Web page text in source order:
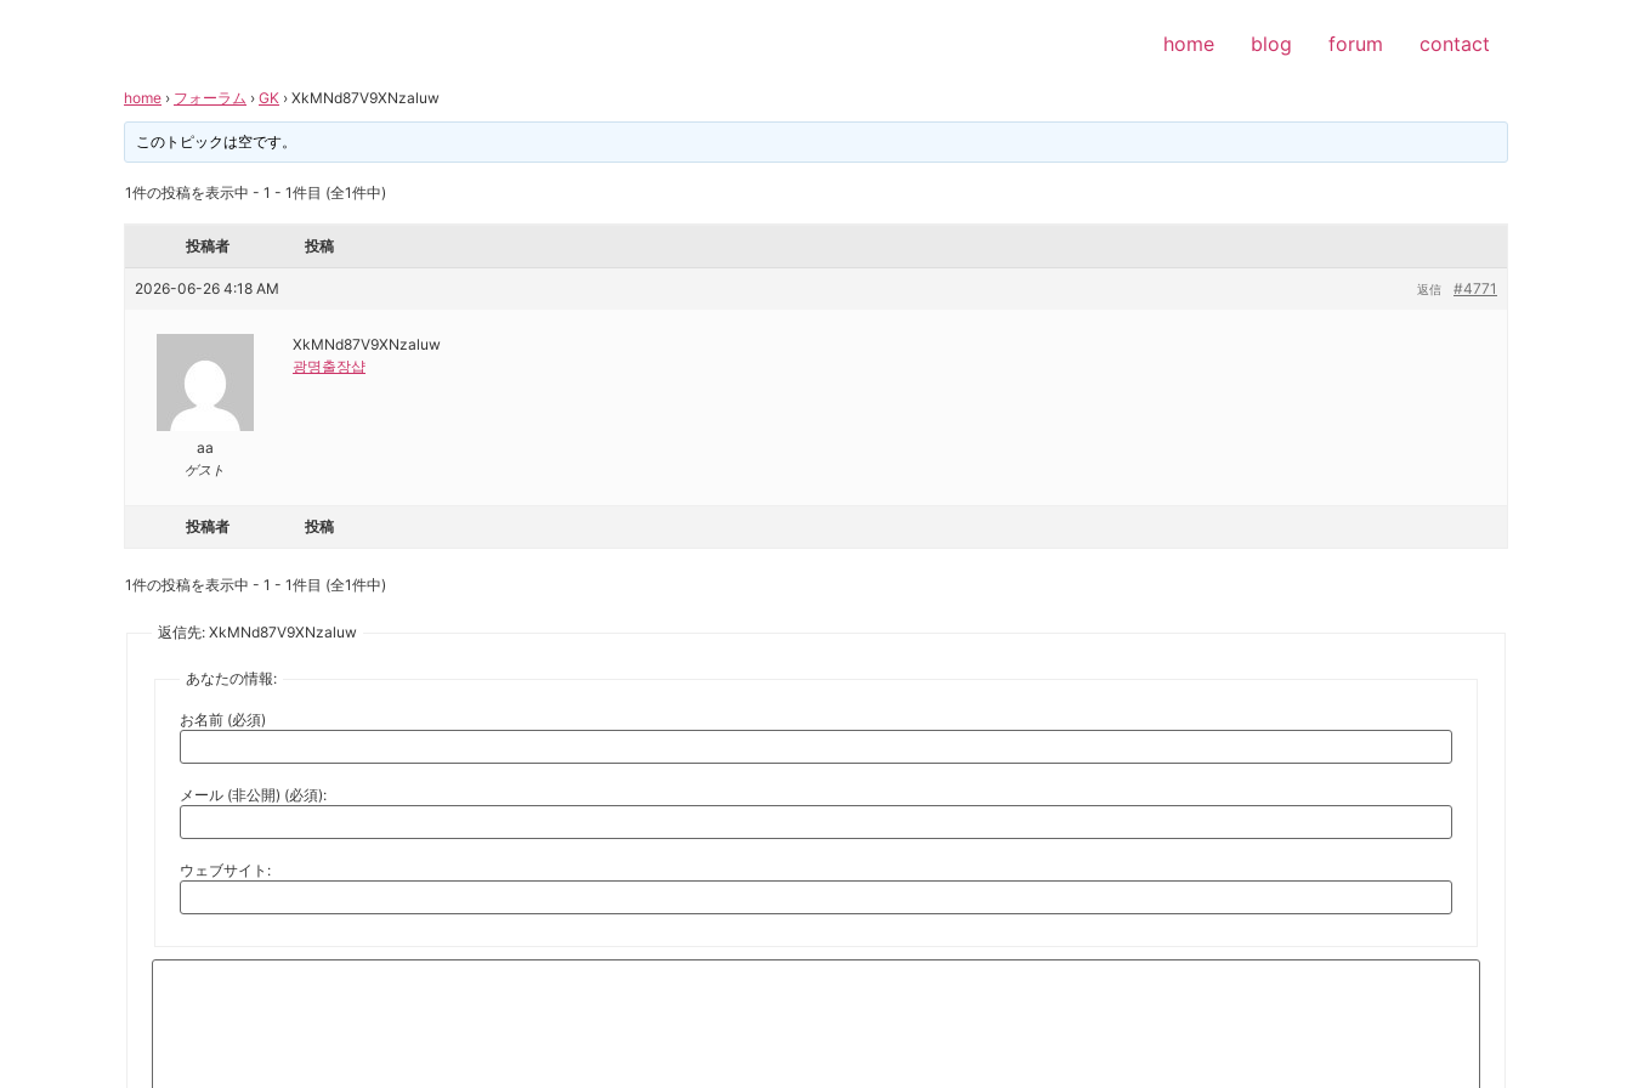
home blog forum contact
home › フォーラム › GK › XkMNd87V9XNzaluw
このトピックは空です。
1件の投稿を表示中 - 1 - 1件目 (全1件中)
投稿者 投稿
2026-06-26 4:18 AM #4771
返信
aa
ゲスト
XkMNd87V9XNzaluw
광명출장샵
投稿者 投稿
1件の投稿を表示中 - 1 - 1件目 (全1件中)
返信先: XkMNd87V9XNzaluw
あなたの情報:
お名前 (必須)
メール (非公開) (必須):
ウェブサイト: